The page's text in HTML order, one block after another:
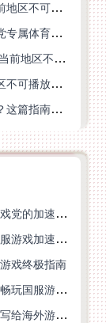
在海外看世界杯直播英格兰 vs 刚果 (金)当前地区不可播放？这篇指南帮你突破所有限制
在国外如何看世界杯巴西 vs 摩洛哥？海外党专属体育观赛指南来了
在国外看世界杯中文直播瑞士 VS 哥伦比亚当前地区不可播放？这篇指南帮你搞定
在国外看世界杯巴拿马 vs 克罗地亚当前地区不可播放？这篇指南帮你轻松解决海外体育直播难题
在国外怎么看瑞士 vs 波黑世界杯中文解说？这篇指南帮你搞定所有地区限制问题
巴西怎么玩边锋四人斗地主精简版？海外游戏党的加速器终极选择
巴西怎么玩新笑傲江湖不卡顿？海外玩家国服游戏加速终极指南（附猫和老鼠一梦江湖实测）
戏终极指南
足球世界国外加速器下载安装指南：海外党畅玩国服游戏的终极解决方案
国外玩合金弹头：觉醒用什么加速器？一份写给海外游子的畅玩指南